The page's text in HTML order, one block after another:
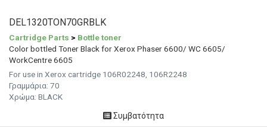
DEL1320TON70GRBLK
Cartridge Parts > Bottle toner
Color bottled Toner Black for Xerox Phaser 6600/ WC 6605/
WorkCentre 6605
For use in Xerox cartridge 106R02248, 106R2248
Γραμμάρια: 70
Χρώμα: BLACK
Συμβατότητα